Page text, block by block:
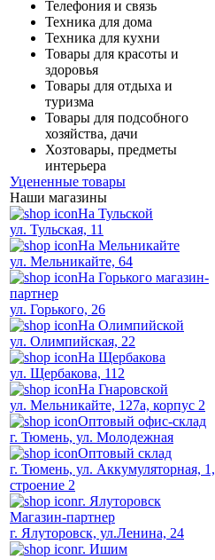
Телефония и связь
Техника для дома
Техника для кухни
Товары для красоты и
здоровья
Товары для отдыха и
туризма
Товары для подсобного
хозяйства, дачи
Хозтовары, предметы
интерьера
Уцененные товары
Наши магазины
На Тульской
ул. Тульская, 11
На Мельникайте
ул. Мельникайте, 64
На Горького магазин-
партнер
ул. Горького, 26
На Олимпийской
ул. Олимпийская, 22
На Щербакова
ул. Щербакова, 112
На Гнаровской
ул. Мельникайте, 127а, корпус 2
Оптовый офис-склад
г. Тюмень, ул. Молодежная
Оптовый склад
г. Тюмень, ул. Аккумуляторная, 1,
строение 2
г. Ялуторовск
Магазин-партнер
г. Ялуторовск, ул.Ленина, 24
г. Ишим